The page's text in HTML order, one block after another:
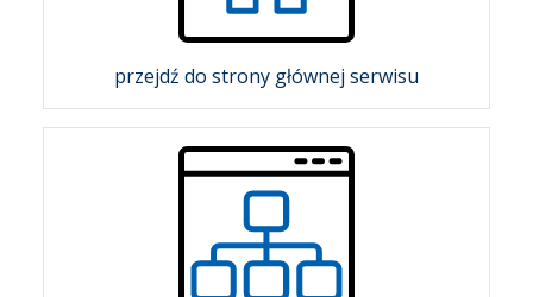
przejdź do strony głównej serwisu